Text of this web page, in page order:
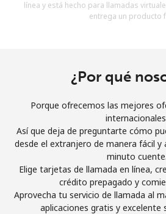
Al abrir una cuenta en este sitio
Términos y condiciones.
¡Hola!
Inicia sesión o
línea y está hecho para llamadas
entrega un producto
¿Por qué
Porque ofrecemos las mejores
Así que deja de preguntarte cómo
desde el extranjero de manera fácil y
minuto cuente.
Elige tarjetas de llamada en línea,
crédito prepagado y
Aprovecha tu servicio de llamada al
aplicaciones gratis y excelente